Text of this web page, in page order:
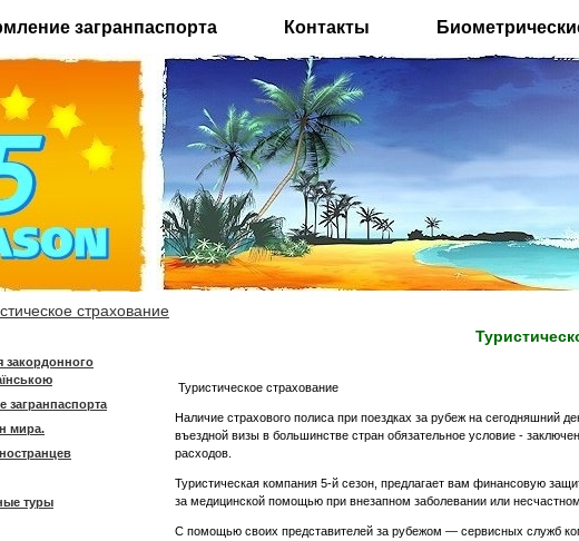
загранпаспорта Контакты
страхование
загранпаспорта
мира.
туры
Туристическое страхование
Наличие страхового полиса при поездках за рубеж на сегодняшний
въездной визы в большинстве стран обязательное условие -
расходов.
Туристическая компания 5-й сезон, предлагает вам финансовую
за медицинской помощью при внезапном заболевании или
С помощью своих представителей за рубежом — сервисных служб